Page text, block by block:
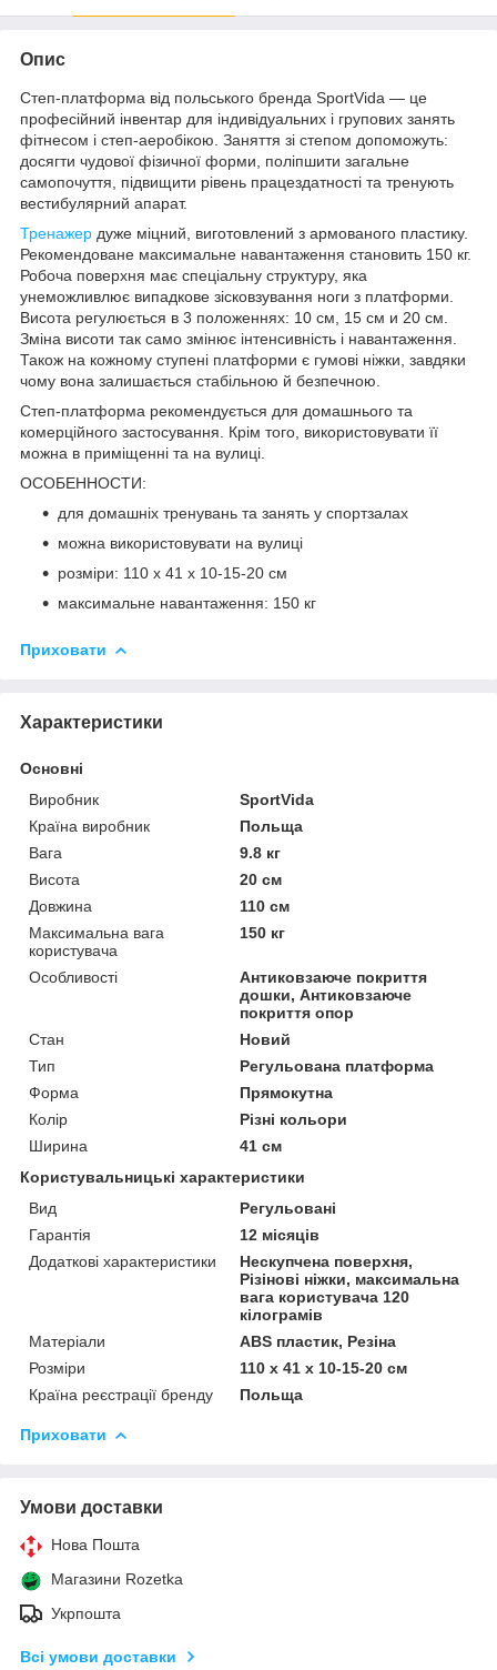
Опис
Степ-платформа від польського бренда SportVida — це
професійний інвентар для індивідуальних і групових занять
фітнесом і степ-аеробікою. Заняття зі степом допоможуть:
досягти чудової фізичної форми, поліпшити загальне
самопочуття, підвищити рівень працездатності та тренують
вестибулярний апарат.
Тренажер дуже міцний, виготовлений з армованого пластику.
Рекомендоване максимальне навантаження становить 150 кг.
Робоча поверхня має спеціальну структуру, яка
унеможливлює випадкове зісковзування ноги з платформи.
Висота регулюється в 3 положеннях: 10 см 15 см и 20 см
Зміна висоти так само змінює інтенсивність і навантаження.
Також на кожному ступені платформи є гумові ніжки , завдяки
чому вона залишається стабільною й безпечною.
Степ-платформа рекомендується для домашнього та
комерційного застосування. Крім того, використовувати її
можна в приміщенні та на вулиці.
ОСОБЕННОСТИ:
для домашніх тренувань та занять у спортзалах
можна використовувати на вулиці
розміри: 110 х 41 х 10-15-20 см
максимальне навантаження: 150 кг
Приховати
Характеристики
Основні
Виробник
SportVida
Країна виробник
Польща
Вага
9.8 кг
Висота
20 см
Довжина
110 см
Максимальна вага
користувача
150 кг
Особливості
Антиковзаюче покриття
дошки, Антиковзаюче
покриття опор
Стан
Новий
Тип
Регульована платформа
Форма
Прямокутна
Колір
Різні кольори
Ширина
41 см
Користувальницькі характеристики
Вид
Регульовані
Гарантія
12 місяців
Додаткові характеристики
Нескупчена поверхня,
Різінові ніжки, максимальна
вага користувача 120
кілограмів
Матеріали
ABS пластик, Резіна
Розміри
110 х 41 х 10-15-20 см
Країна реєстрації бренду
Польща
Приховати
Умови доставки
Нова Пошта
Магазини Rozetka
Укрпошта
Всі умови доставки